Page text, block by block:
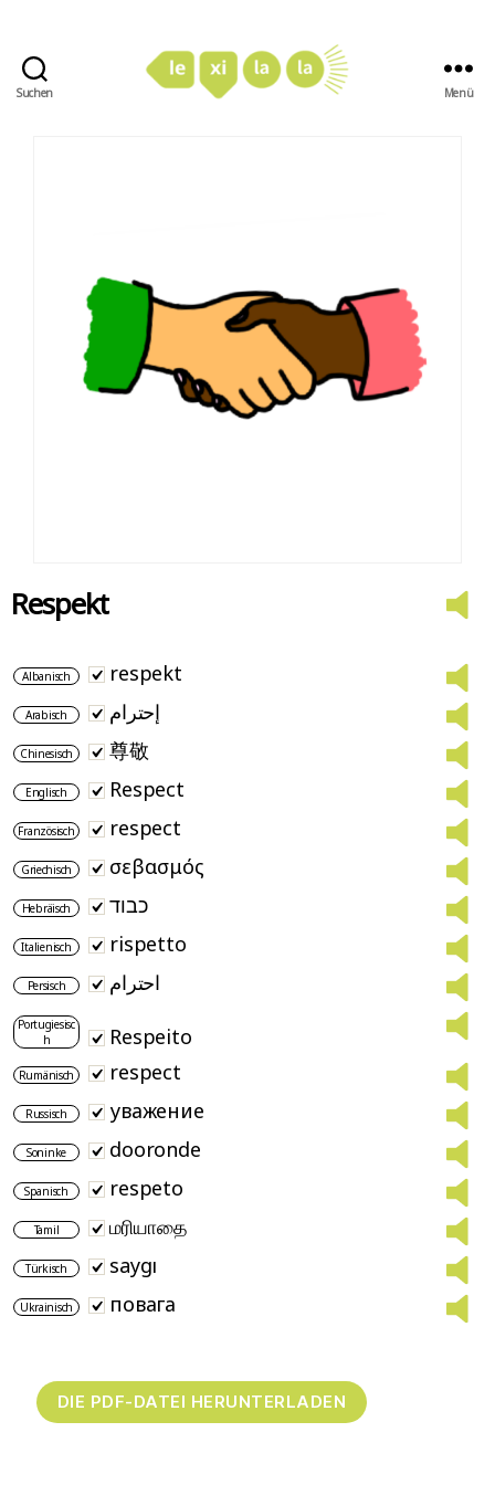
Suchen Menü
Respekt
Albanisch respekt
Arabisch إحترام
Chinesisch 尊敬
Englisch Respect
Französisch respect
Griechisch σεβασμός
Hebräisch כבוד
Italienisch rispetto
Persisch احترام
Portugiesisc
h
Respeito
Rumänisch respect
Russisch уважение
Soninke dooronde
Spanisch respeto
Tamil மரியாதை
Türkisch saygı
Ukrainisch повага